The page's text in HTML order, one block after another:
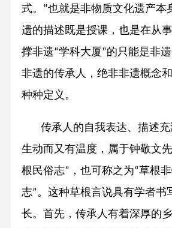
式。
”也就是非物质文化遗产本
遗的描述既是授课，也是在从
撑非遗“学科大厦”的只能是非
非遗的传承人，绝非非遗概念
种种定义。
传承人的自我表达、描述充
生动而又有温度，属于钟敬文
根民俗志” ，也可称之为“草根
志”。这种草根言说具有学者书
长。首先，传承人有着深厚的